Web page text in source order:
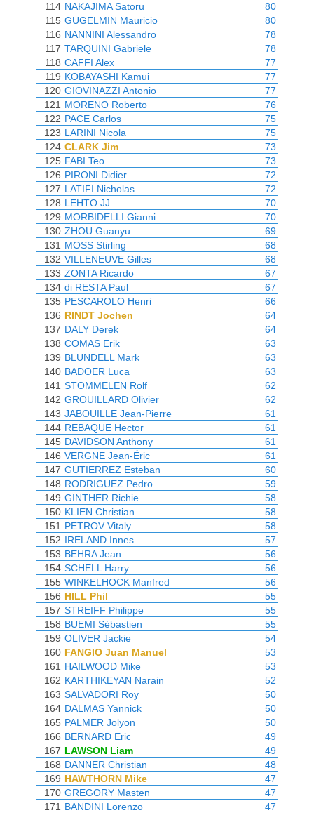
114 NAKAJIMA Satoru
80
115 GUGELMIN Mauricio
80
116 NANNINI Alessandro
78
117 TARQUINI Gabriele
78
118 CAFFI Alex
77
119 KOBAYASHI Kamui
77
120 GIOVINAZZI Antonio
77
121 MORENO Roberto
76
122 PACE Carlos
75
123 LARINI Nicola
75
124 CLARK Jim
73
125 FABI Teo
73
126 PIRONI Didier
72
127 LATIFI Nicholas
72
128 LEHTO JJ
70
129 MORBIDELLI Gianni
70
130 ZHOU Guanyu
69
131 MOSS Stirling
68
132 VILLENEUVE Gilles
68
133 ZONTA Ricardo
67
134 di RESTA Paul
67
135 PESCAROLO Henri
66
136 RINDT Jochen
64
137 DALY Derek
64
138 COMAS Erik
63
139 BLUNDELL Mark
63
140 BADOER Luca
63
141 STOMMELEN Rolf
62
142 GROUILLARD Olivier
62
143 JABOUILLE Jean-Pierre
61
144 REBAQUE Hector
61
145 DAVIDSON Anthony
61
146 VERGNE Jean-Éric
61
147 GUTIERREZ Esteban
60
148 RODRIGUEZ Pedro
59
149 GINTHER Richie
58
150 KLIEN Christian
58
151 PETROV Vitaly
58
152 IRELAND Innes
57
153 BEHRA Jean
56
154 SCHELL Harry
56
155 WINKELHOCK Manfred
56
156 HILL Phil
55
157 STREIFF Philippe
55
158 BUEMI Sébastien
55
159 OLIVER Jackie
54
160 FANGIO Juan Manuel
53
161 HAILWOOD Mike
53
162 KARTHIKEYAN Narain
52
163 SALVADORI Roy
50
164 DALMAS Yannick
50
165 PALMER Jolyon
50
166 BERNARD Eric
49
167 LAWSON Liam
49
168 DANNER Christian
48
169 HAWTHORN Mike
47
170 GREGORY Masten
47
171 BANDINI Lorenzo 47